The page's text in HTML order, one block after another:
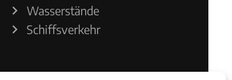
Wasserstände
Schiffsverkehr